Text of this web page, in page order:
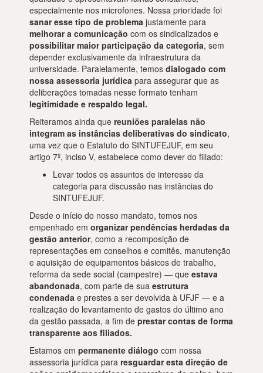
especialmente nos microfones. Nossa prioridade foi
sanar esse tipo de problema justamente para
melhorar a comunicação com os sindicalizados e
possibilitar maior participação da categoria, sem
depender exclusivamente da infraestrutura da
universidade. Paralelamente, temos dialogado com
nossa assessoria jurídica para assegurar que as
deliberações tomadas nesse formato tenham
legitimidade e respaldo legal.
Reiteramos ainda que reuniões paralelas não
integram as instâncias deliberativas do sindicato,
uma vez que o Estatuto do SINTUFEJUF, em seu
artigo 7º, inciso V, estabelece como dever do filiado:
Levar todos os assuntos de interesse da
categoria para discussão nas instâncias do
SINTUFEJUF.
Desde o início do nosso mandato, temos nos
empenhado em organizar pendências herdadas da
gestão anterior, como a recomposição de
representações em conselhos e comitês, manutenção
e aquisição de equipamentos básicos de trabalho,
reforma da sede social (campestre) — que estava
abandonada, com parte de sua estrutura
condenada e prestes a ser devolvida à UFJF — e a
realização do levantamento de gastos do último ano
da gestão passada, a fim de prestar contas de forma
transparente aos filiados.
Estamos em permanente diálogo com nossa
assessoria jurídica para resguardar esta direção de